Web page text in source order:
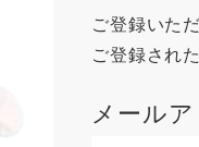
ご登録いた
ご登録され
メールア